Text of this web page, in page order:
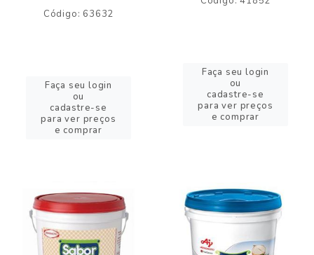
Código: 63632
Faça seu login
ou
cadastre-se
para ver preços
e comprar
Faça seu login
ou
cadastre-se
para ver preços
e comprar